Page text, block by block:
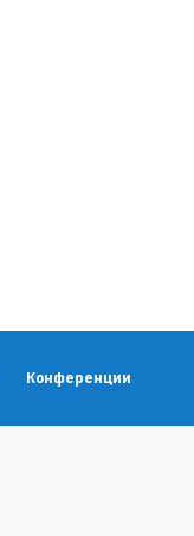
Конференции